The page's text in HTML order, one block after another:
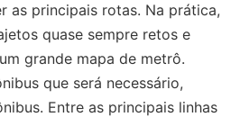
as principais rotas. Na prática,
quase sempre retos e
grande mapa de metrô.
que será necessário,
Entre as principais linhas